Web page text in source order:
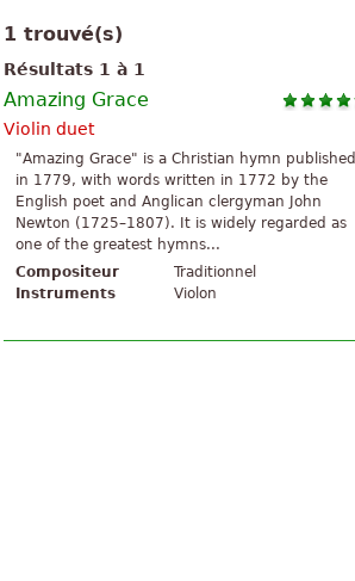
1 trouvé(s)
Résultats 1 à 1
Amazing Grace
Violin duet
"Amazing Grace" is a Christian hymn published
in 1779, with words written in 1772 by the
English poet and Anglican clergyman John
Newton (1725–1807). It is widely regarded as
one of the greatest hymns...
Compositeur
Traditionnel
Instruments
Violon